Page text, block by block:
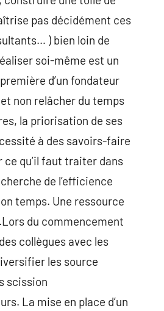
pas décidément ces
) bien loin de
soi-même est un
d’un fondateur
non relâcher du temps
la priorisation de ses
à des savoirs-faire
ce qu’il faut traiter dans
de l’efficience
temps. Une ressource
du commencement
collègues avec les
les source
scission
La mise en place d’un